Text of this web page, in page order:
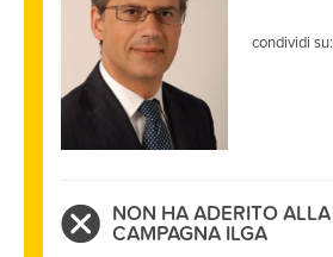
condividi su:
NON HA ADERITO ALLA
CAMPAGNA ILGA